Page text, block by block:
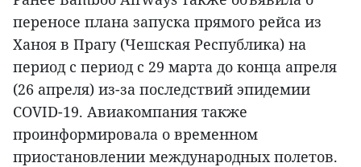
переносе плана запуска прямого рейса из
Ханоя в Прагу (Чешская Республика) на
период с период с 29 марта до конца апреля
(26 апреля) из-за последствий эпидемии
COVID-19. Авиакомпания также
проинформировала о временном
приостановлении международных полетов.